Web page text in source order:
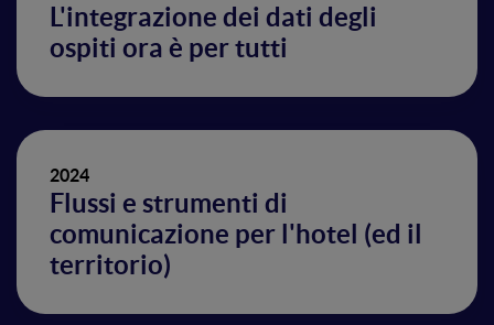
L'integrazione dei dati degli
ospiti ora è per tutti
2024
Flussi e strumenti di
comunicazione per l'hotel (ed il
territorio)